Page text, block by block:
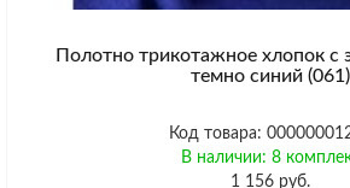
Полотно трикотажное хлопок с
темно синий (061)
Код товара:
В наличии: 8
1 156 руб.